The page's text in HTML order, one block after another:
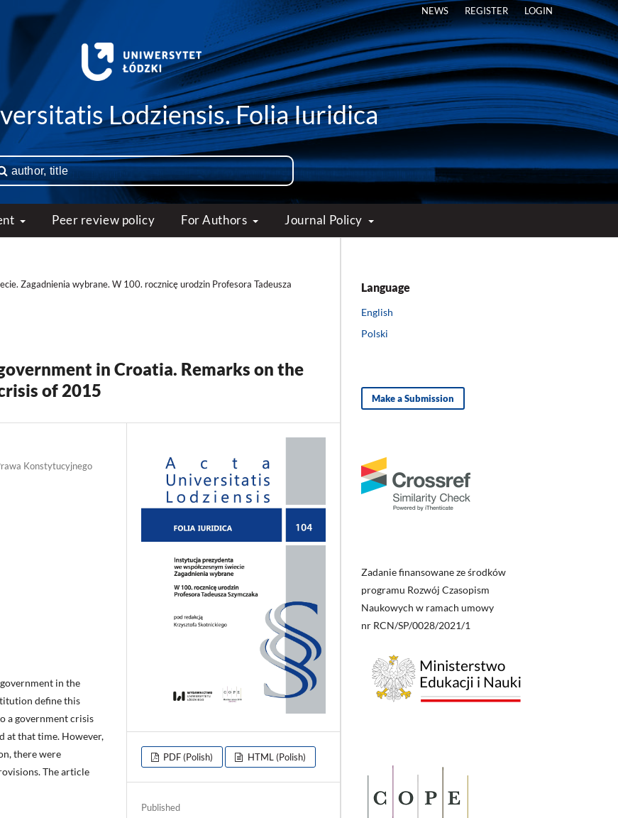
Lodziensis. Folia Iuridica
Peer review policy For Authors Journal Policy
NEWS REGISTER LOGIN
Zagadnienia wybrane. W 100. rocznicę urodzin Profesora Tadeusza
in Croatia. Remarks on the
of 2015
Konstytucyjnego
in the
define this
a government crisis
at that time. However,
there were
The article
PDF (Polish) HTML (Polish)
Published
Language
English
Polski
Make a Submission
Zadanie finansowane ze środków
programu Rozwój Czasopism
Naukowych w ramach umowy
nr RCN/SP/0028/2021/1